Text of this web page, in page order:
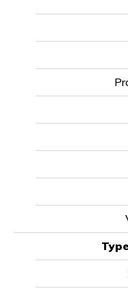
heures par
L’ÉCOLE DE
L’école est située
étudiants un
climatisées et une
trouverez toujours
manger. Les
juste au-dessus de
L’école de Manta
Familles